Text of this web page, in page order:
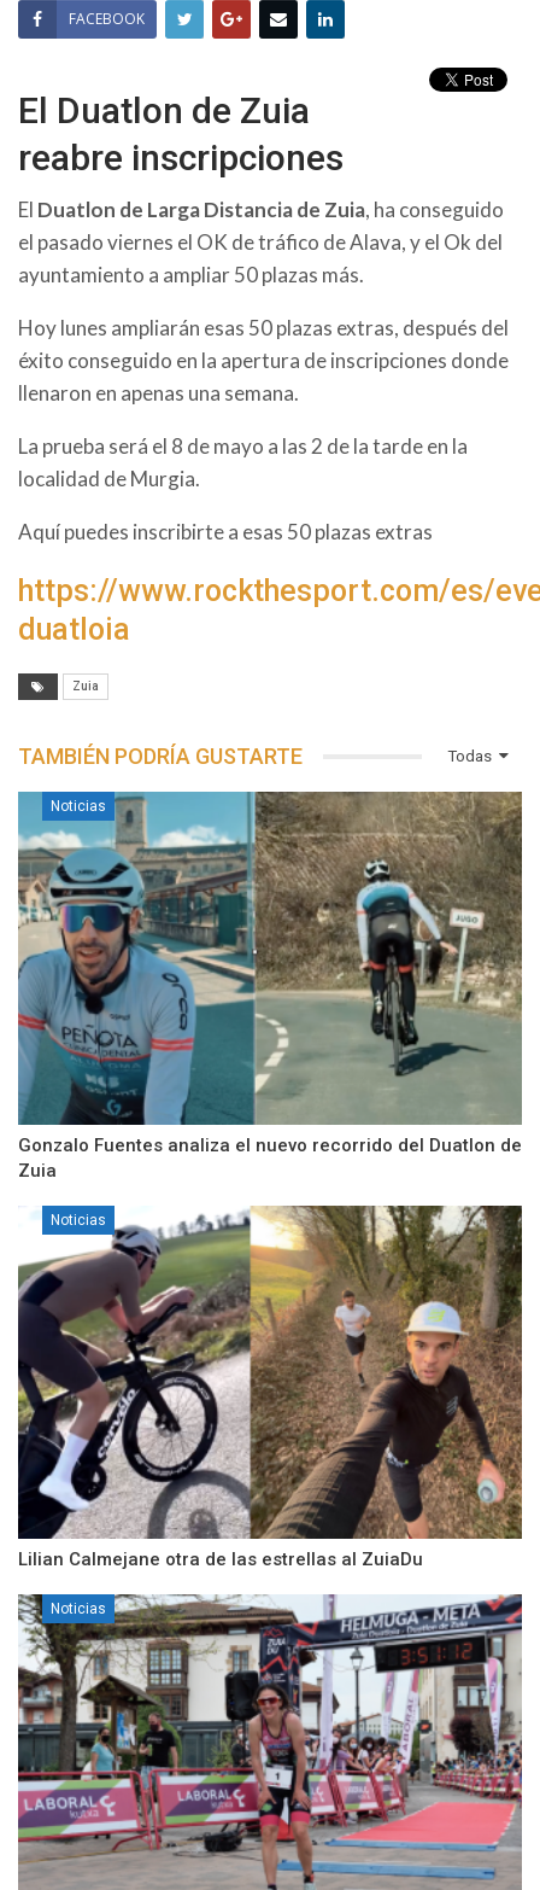
FACEBOOK
El Duatlon de Zuia
reabre inscripciones
El Duatlon de Larga Distancia de Zuia, ha conseguido
el pasado viernes el OK de tráfico de Alava, y el Ok del
ayuntamiento a ampliar 50 plazas más.
Hoy lunes ampliarán esas 50 plazas extras, después del
éxito conseguido en la apertura de inscripciones donde
llenaron en apenas una semana.
La prueba será el 8 de mayo a las 2 de la tarde en la
localidad de Murgia.
Aquí puedes inscribirte a esas 50 plazas extras
https://www.rockthesport.com/es/
duatloia
Zuia
Todas
TAMBIÉN PODRÍA GUSTARTE
Noticias
Gonzalo Fuentes analiza el nuevo recorrido del Duatlon de
Zuia
Noticias
Lilian Calmejane otra de las estrellas al ZuiaDu
Noticias